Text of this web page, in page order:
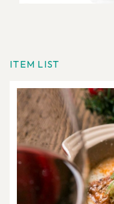
ITEM LIST